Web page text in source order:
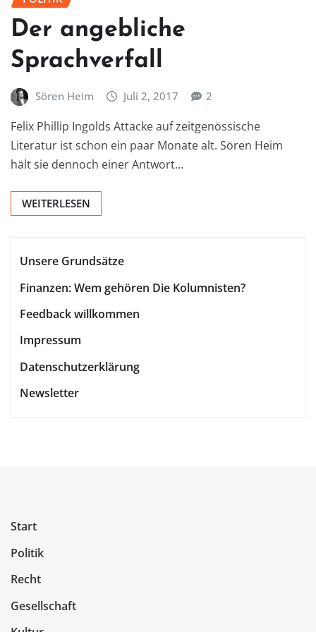
Der angebliche
Sprachverfall
Sören Heim Juli 2, 2017 2
Felix Phillip Ingolds Attacke auf zeitgenössische
Literatur ist schon ein paar Monate alt. Sören Heim
hält sie dennoch einer Antwort…
WEITERLESEN
Unsere Grundsätze
Finanzen: Wem gehören Die Kolumnisten?
Feedback willkommen
Impressum
Datenschutzerklärung
Newsletter
Start
Politik
Recht
Gesellschaft